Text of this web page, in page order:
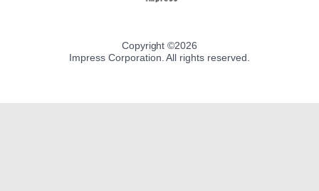
Copyright ©2026
Impress Corporation. All rights reserved.